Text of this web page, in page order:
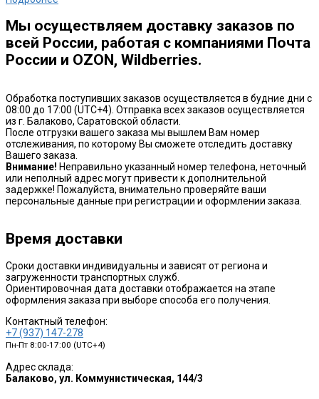
Мы осуществляем доставку заказов по
всей России, работая с компаниями Почта
России и OZON, Wildberries.
Обработка поступивших заказов осуществляется в будние дни с
08:00 до 17:00 (UTC+4). Отправка всех заказов осуществляется
из г. Балаково, Саратовской области.
После отгрузки вашего заказа мы вышлем Вам номер
отслеживания, по которому Вы сможете отследить доставку
Вашего заказа.
Внимание! Неправильно указанный номер телефона, неточный
или неполный адрес могут привести к дополнительной
задержке! Пожалуйста, внимательно проверяйте ваши
персональные данные при регистрации и оформлении заказа.
Время доставки
Сроки доставки индивидуальны и зависят от региона и
загруженности транспортных служб.
Ориентировочная дата доставки отображается на этапе
оформления заказа при выборе способа его получения.
Контактный телефон:
+7 (937) 147-278
Пн-Пт 8:00-17:00 (UTC+4)
Адрес склада:
Балаково, ул. Коммунистическая, 144/3